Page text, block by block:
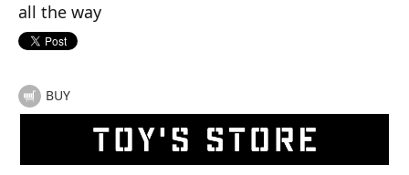
all the way
BUY